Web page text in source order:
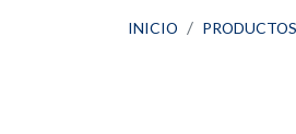
INICIO PRODUCTOS